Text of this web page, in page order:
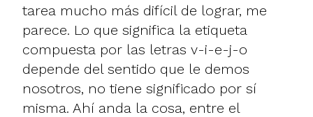
tarea mucho más difícil de lograr, me
parece. Lo que significa la etiqueta
compuesta por las letras v-i-e-j-o
depende del sentido que le demos
nosotros, no tiene significado por sí
misma. Ahí anda la cosa, entre el